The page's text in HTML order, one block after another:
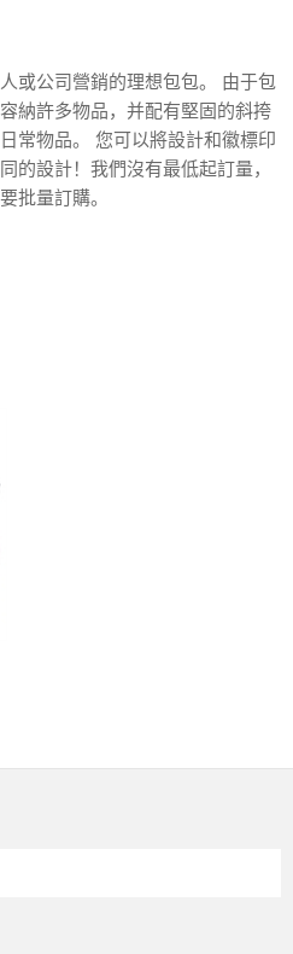
或公司營銷的理想包包。
由于包
納許多物品，并配有堅固的斜挎
常物品。
您可以將設計和徽標印
的設計！ 我們沒有最低起訂量，
批量訂購。